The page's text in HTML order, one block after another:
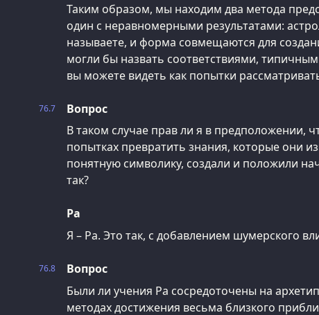
Таким образом, мы находим два метода
один с неравномерными результатами:
называете, и форма совмещаются для
могли бы назвать соответствиями,
вы можете видеть как попытки
76.7
Вопрос
В таком случае прав ли я в предположении,
попытках превратить знания, которые они
понятную символику, создали и положили
так?
Ра
Я – Ра. Это так, с добавлением шумерского
76.8
Вопрос
Были ли учения Ра сосредоточены на
методах достижения весьма близкого